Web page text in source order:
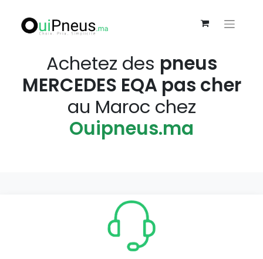
Achetez des pneus
MERCEDES EQA pas cher
au Maroc chez
Ouipneus.ma